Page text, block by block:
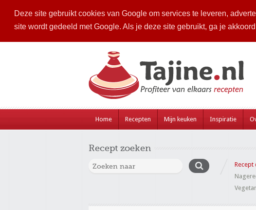
Deze site gebruikt cookies van Google om services te leveren,
site wordt gedeeld met Google. Als je deze site gebruikt, ga je
Home Recepten Mijn keuken Inspiratie
Recept zoeken
Recept